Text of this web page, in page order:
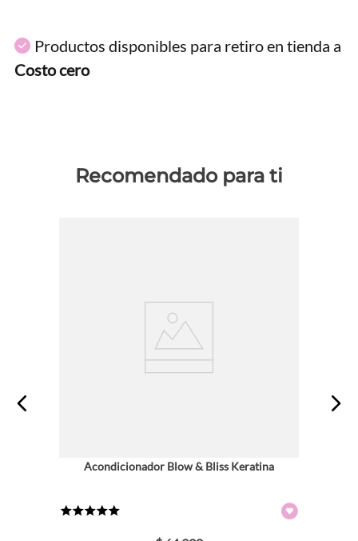
Productos disponibles para retiro en tienda a
Costo cero
Recomendado para ti
Acondicionador Blow & Bliss Keratina